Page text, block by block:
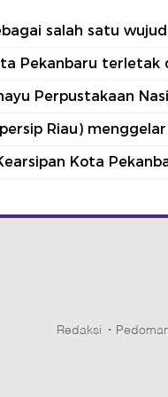
salah satu
Pekanbaru terletak
Perpustakaan
Riau)
Kota
Redaksi